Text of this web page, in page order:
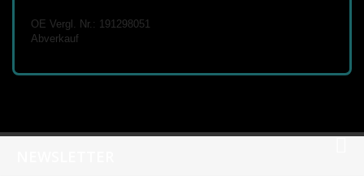
OE Vergl. Nr.: 191298051
Abverkauf